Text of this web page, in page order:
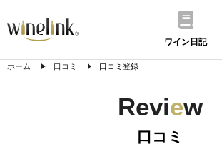
ワイン日記
ホーム 口コミ 口コミ登録
Review
口コミ